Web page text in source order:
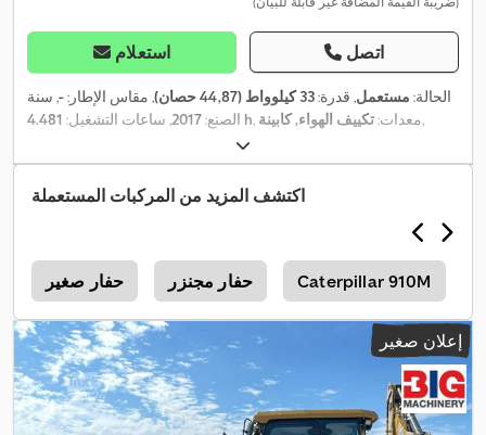
استعلام اتصل
الحالة: مستعمل, قدرة:33 كيلوواط (44,87 حصان) , مقاس الإطار:-, سنة
الصنع:2017, ساعات التشغيل: 4.481 h , معدات:تكييف الهواء, كابينة ,
اكتشف المزيد من المركبات المستعملة
حفار صغير حفار مجنزر Caterpillar 910M
إعلان صغير